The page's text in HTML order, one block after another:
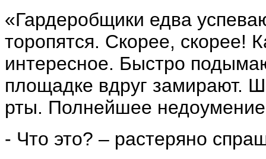
«Гардеробщики едва
торопятся. Скорее, скорее!
интересное. Быстро
площадке вдруг замирают.
рты. Полнейшее
- Что это? – растеряно